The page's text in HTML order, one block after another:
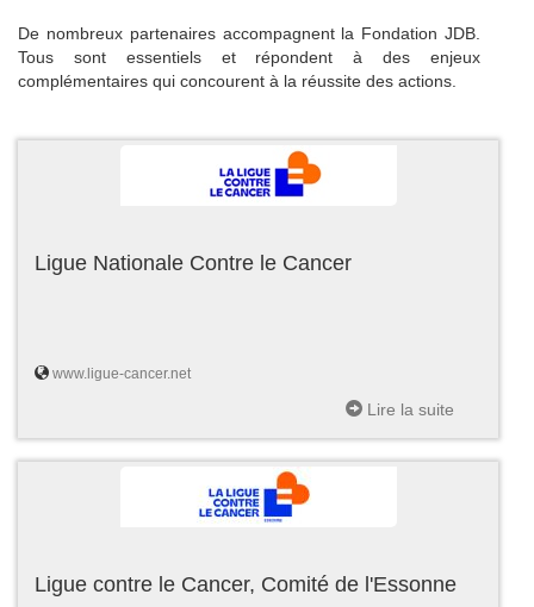
De nombreux partenaires accompagnent la Fondation JDB.
Tous sont essentiels et répondent à des enjeux
complémentaires qui concourent à la réussite des actions.
Ligue Nationale Contre le Cancer
www.ligue-cancer.net
Lire la suite
Ligue contre le Cancer, Comité de l'Essonne